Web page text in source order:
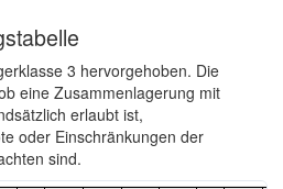
3 hervorgehoben. Die
eine Zusammenlagerung mit
erlaubt ist,
oder Einschränkungen der
sind.